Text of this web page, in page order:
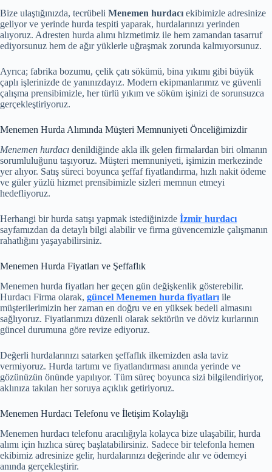
Bize ulaştığınızda, tecrübeli Menemen hurdacı ekibimizle adresinize
geliyor ve yerinde hurda tespiti yaparak, hurdalarınızı yerinden
alıyoruz. Adresten hurda alımı hizmetimiz ile hem zamandan tasarruf
ediyorsunuz hem de ağır yüklerle uğraşmak zorunda kalmıyorsunuz.
Ayrıca; fabrika bozumu, çelik çatı sökümü, bina yıkımı gibi büyük
çaplı işlerinizde de yanınızdayız. Modern ekipmanlarımız ve güvenli
çalışma prensibimizle, her türlü yıkım ve söküm işinizi de sorunsuzca
gerçekleştiriyoruz.
Menemen Hurda Alımında Müşteri Memnuniyeti Önceliğimizdir
Menemen hurdacı denildiğinde akla ilk gelen firmalardan biri olmanın
sorumluluğunu taşıyoruz. Müşteri memnuniyeti, işimizin merkezinde
yer alıyor. Satış süreci boyunca şeffaf fiyatlandırma, hızlı nakit ödeme
ve güler yüzlü hizmet prensibimizle sizleri memnun etmeyi
hedefliyoruz.
Herhangi bir hurda satışı yapmak istediğinizde İzmir hurdacı
sayfamızdan da detaylı bilgi alabilir ve firma güvencemizle çalışmanın
rahatlığını yaşayabilirsiniz.
Menemen Hurda Fiyatları ve Şeffaflık
Menemen hurda fiyatları her geçen gün değişkenlik gösterebilir.
Hurdacı Firma olarak, güncel Menemen hurda fiyatları ile
müşterilerimizin her zaman en doğru ve en yüksek bedeli almasını
sağlıyoruz. Fiyatlarımızı düzenli olarak sektörün ve döviz kurlarının
güncel durumuna göre revize ediyoruz.
Değerli hurdalarınızı satarken şeffaflık ilkemizden asla taviz
vermiyoruz. Hurda tartımı ve fiyatlandırması anında yerinde ve
gözünüzün önünde yapılıyor. Tüm süreç boyunca sizi bilgilendiriyor,
aklınıza takılan her soruya açıklık getiriyoruz.
Menemen Hurdacı Telefonu ve İletişim Kolaylığı
Menemen hurdacı telefonu aracılığıyla kolayca bize ulaşabilir, hurda
alımı için hızlıca süreç başlatabilirsiniz. Sadece bir telefonla hemen
ekibimiz adresinize gelir, hurdalarınızı değerinde alır ve ödemeyi
anında gerçekleştirir.